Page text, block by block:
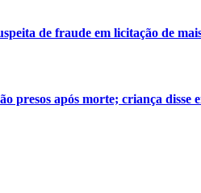
de fraude em licitação de
presos após morte; criança disse